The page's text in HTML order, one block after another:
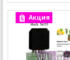
Акция